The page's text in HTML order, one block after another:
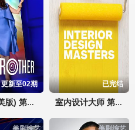
更新至02期
老大哥(美版) 第二十八季
已完结
室内设计大师 第一季